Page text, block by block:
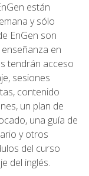
están
y sólo
EnGen son
en
tendrán acceso
sesiones
contenido
un plan de
una guía de
y otros
del curso
del inglés.